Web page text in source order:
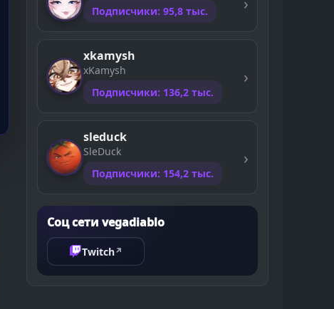
Подписчики: 95,8 тыс.
xkamysh
xKamysh
Подписчики: 136,2 тыс.
sleduck
SleDuck
Подписчики: 154,2 тыс.
Соц сети vegadiablo
Twitch↗